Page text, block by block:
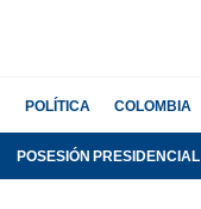
POLÍTICA COLOMBIA
POSESIÓN PRESIDENCIAL